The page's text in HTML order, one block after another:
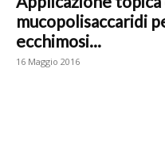
mucopolisaccaridi
ecchimosi...
16 Maggio 2016